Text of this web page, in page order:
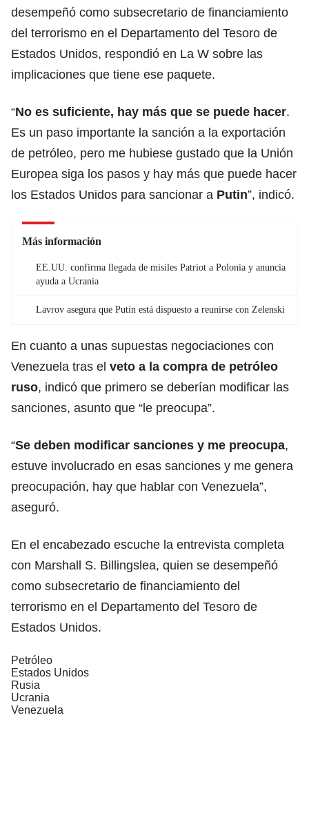
desempeñó como subsecretario de financiamiento
del terrorismo en el Departamento del Tesoro de
Estados Unidos, respondió en La W sobre las
implicaciones que tiene ese paquete.
“No es suficiente, hay más que se puede hacer.
Es un paso importante la sanción a la exportación
de petróleo, pero me hubiese gustado que la Unión
Europea siga los pasos y hay más que puede hacer
los Estados Unidos para sancionar a Putin”, indicó.
Más información
EE.UU. confirma llegada de misiles Patriot a Polonia y anuncia
ayuda a Ucrania
Lavrov asegura que Putin está dispuesto a reunirse con Zelenski
En cuanto a unas supuestas negociaciones con
Venezuela tras el veto a la compra de petróleo
ruso, indicó que primero se deberían modificar las
sanciones, asunto que “le preocupa”.
“Se deben modificar sanciones y me preocupa,
estuve involucrado en esas sanciones y me genera
preocupación, hay que hablar con Venezuela”,
aseguró.
En el encabezado escuche la entrevista completa
con Marshall S. Billingslea, quien se desempeñó
como subsecretario de financiamiento del
terrorismo en el Departamento del Tesoro de
Estados Unidos.
Petróleo
Estados Unidos
Rusia
Ucrania
Venezuela